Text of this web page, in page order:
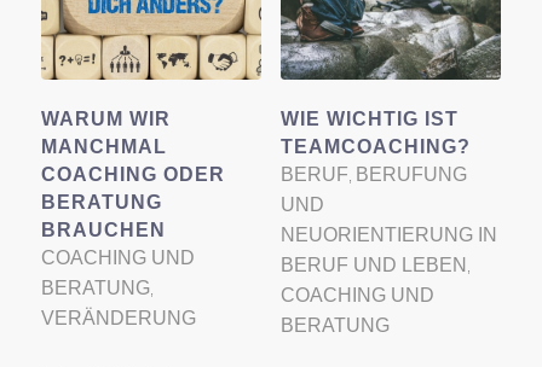
WARUM WIR
MANCHMAL
COACHING ODER
BERATUNG
BRAUCHEN
COACHING UND
BERATUNG,
VERÄNDERUNG
WIE WICHTIG IST
TEAMCOACHING?
BERUF BERUFUNG
UND
NEUORIENTIERUNG IN
BERUF UND LEBEN
COACHING UND
BERATUNG